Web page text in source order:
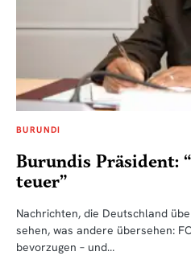
BURUNDI
Burundis Präsident:
teuer”
Nachrichten, die Deutschland
sehen, was andere übersehen:
bevorzugen – und…